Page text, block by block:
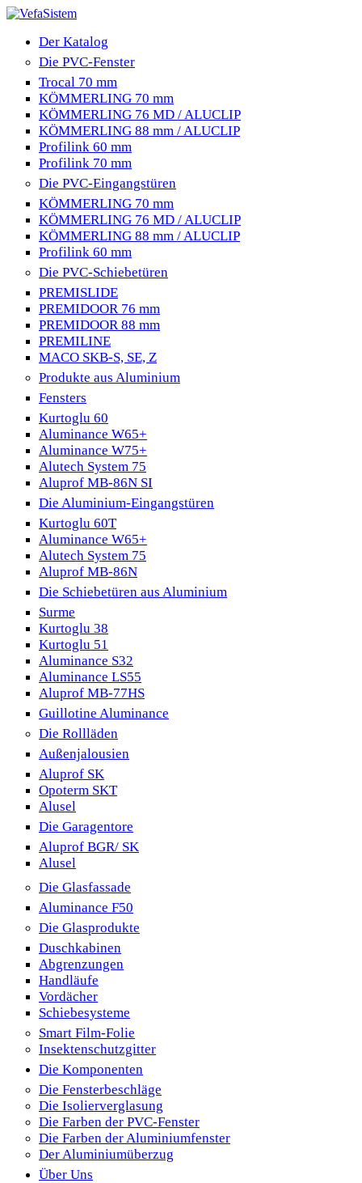
Der Katalog
Die PVC-Fenster
Trocal 70 mm
KÖMMERLING 70 mm
KÖMMERLING 76 MD / ALUCLIP
KÖMMERLING 88 mm / ALUCLIP
Profilink 60 mm
Profilink 70 mm
Die PVC-Eingangstüren
KÖMMERLING 70 mm
KÖMMERLING 76 MD / ALUCLIP
KÖMMERLING 88 mm / ALUCLIP
Profilink 60 mm
Die PVC-Schiebetüren
PREMISLIDE
PREMIDOOR 76 mm
PREMIDOOR 88 mm
PREMILINE
MACO SKB-S, SE, Z
Produkte aus Aluminium
Fensters
Kurtoglu 60
Aluminance W65+
Aluminance W75+
Alutech System 75
Aluprof MB-86N SI
Die Aluminium-Eingangstüren
Kurtoglu 60T
Aluminance W65+
Alutech System 75
Aluprof MB-86N
Die Schiebetüren aus Aluminium
Surme
Kurtoglu 38
Kurtoglu 51
Aluminance S32
Aluminance LS55
Aluprof MB-77HS
Guillotine Aluminance
Die Rollläden
Außenjalousien
Aluprof SK
Opoterm SKT
Alusel
Die Garagentore
Aluprof BGR/ SK
Alusel
Die Glasfassade
Aluminance F50
Die Glasprodukte
Duschkabinen
Abgrenzungen
Handläufe
Vordächer
Schiebesysteme
Smart Film-Folie
Insektenschutzgitter
Die Komponenten
Die Fensterbeschläge
Die Isolierverglasung
Die Farben der PVC-Fenster
Die Farben der Aluminiumfenster
Der Aluminiumüberzug
Über Uns